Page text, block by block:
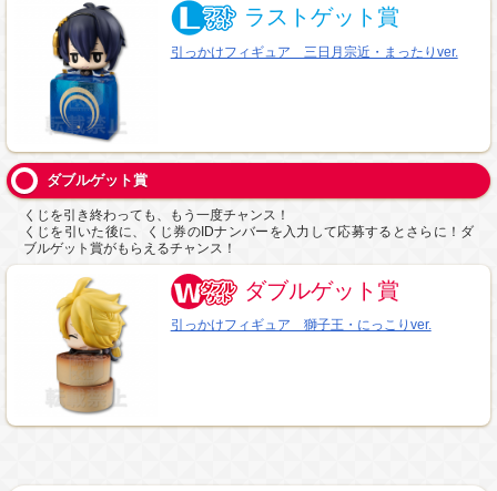
ラストゲット賞
引っかけフィギュア 三日月宗近・まったりver.
ダブルゲット賞
くじを引き終わっても、もう一度チャンス！
くじを引いた後に、くじ券のIDナンバーを入力して応募するとさらに！ダ
ブルゲット賞がもらえるチャンス！
ダブルゲット賞
引っかけフィギュア 獅子王・にっこりver.